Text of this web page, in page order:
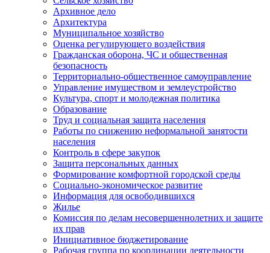
Архивное дело
Архитектура
Муниципальное хозяйство
Оценка регулирующего воздействия
Гражданская оборона, ЧС и общественная
безопасность
Территориально-общественное самоуправление
Управление имуществом и землеустройство
Культура, спорт и молодежная политика
Образование
Труд и социальная защита населения
Работы по снижению неформальной занятости
населения
Контроль в сфере закупок
Защита персональных данных
Формирование комфортной городской среды
Социально-экономическое развитие
Информация для освободившихся
Жилье
Комиссия по делам несовершеннолетних и защите
их прав
Инициативное бюджетирование
Рабочая группа по координации деятельности